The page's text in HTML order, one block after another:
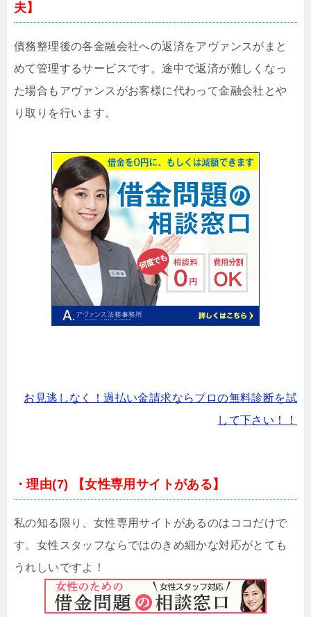
夫】
債務整理後の各金融会社への返済をアヴァンスがまと
めて管理するサービスです。途中で返済が難しくなっ
た場合もアヴァンスがお客様に代わって金融会社とや
り取りを行います。
お見逃しなく！過払い金請求ならプロの無料診断を試
して下さい！！
・理由(7) 【女性専用サイトがある】
私の知る限り、女性専用サイトがあるのはココだけで
す。女性スタッフならではのきめ細かな対応がとても
うれしいですよ！